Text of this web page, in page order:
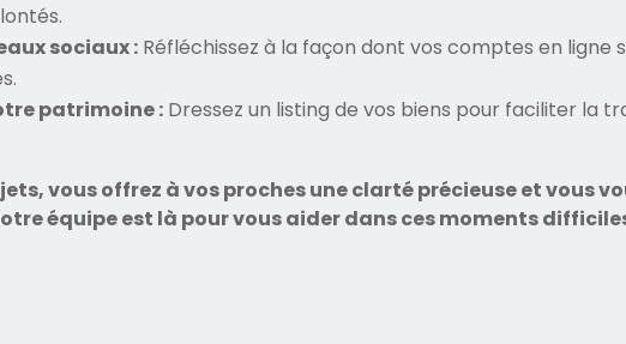
sociaux : Réfléchissez à la façon dont vos comptes en ligne
patrimoine : Dressez un listing de vos biens pour faciliter la
vous offrez à vos proches une clarté précieuse et vous
équipe est là pour vous aider dans ces moments